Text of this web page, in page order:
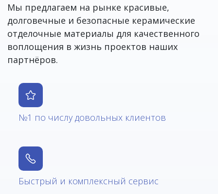
Мы предлагаем на рынке красивые,
долговечные и безопасные керамические
отделочные материалы для качественного
воплощения в жизнь проектов наших
партнёров.
№1 по числу довольных клиентов
Быстрый и комплексный сервис